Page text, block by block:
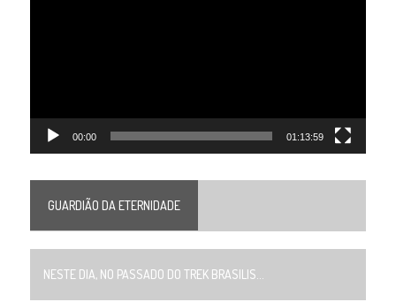
00:00 01:13:59
GUARDIÃO DA ETERNIDADE
NESTE DIA, NO PASSADO DO TREK BRASILIS...